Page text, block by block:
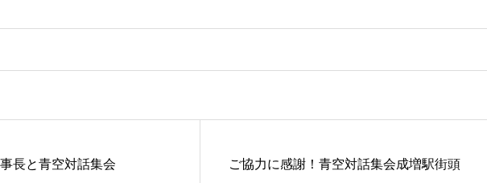
長と青空対話集会 ご協力に感謝！青空対話集会成増駅街頭